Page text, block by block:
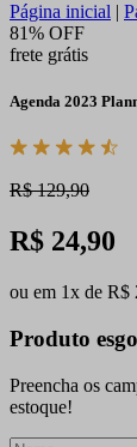
Página inicial |
81% OFF
frete grátis
Agenda 2023
R$ 129,90
R$ 24,90
ou em 1x de R$
Produto
Preencha os
estoque!